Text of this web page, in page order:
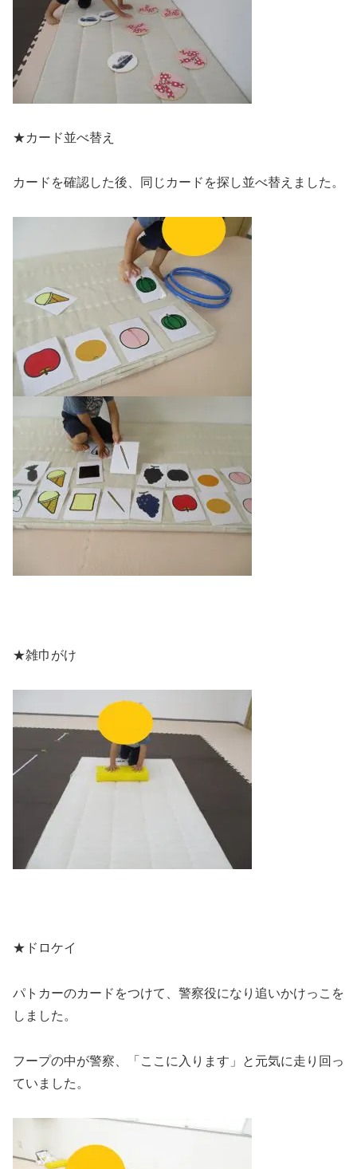
★カード並べ替え
カードを確認した後、同じカードを探し並べ替えました。
★雑巾がけ
★ドロケイ
パトカーのカードをつけて、警察役になり追いかけっこを
しました。
フープの中が警察、「ここに入ります」と元気に走り回っ
ていました。